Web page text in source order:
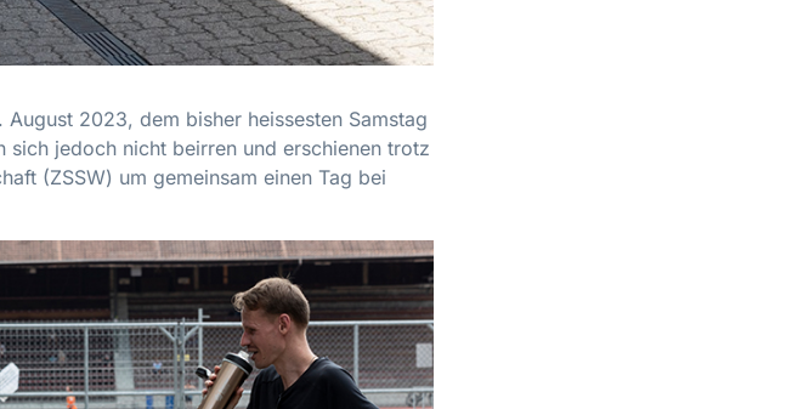
2023, dem bisher heissesten Samstag
sich jedoch nicht beirren und erschienen trotz
(ZSSW) um gemeinsam einen Tag bei